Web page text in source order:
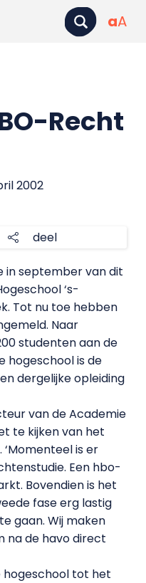
aA
Recht
2002
deel
in september van dit
‘s-
Tot nu toe hebben
Naar
studenten aan de
hogeschool is de
dergelijke opleiding
van de Academie
te kijken van het
is er
Een hbo-
Bovendien is het
fase erg lastig
gaan. Wij maken
na de havo direct
tot het